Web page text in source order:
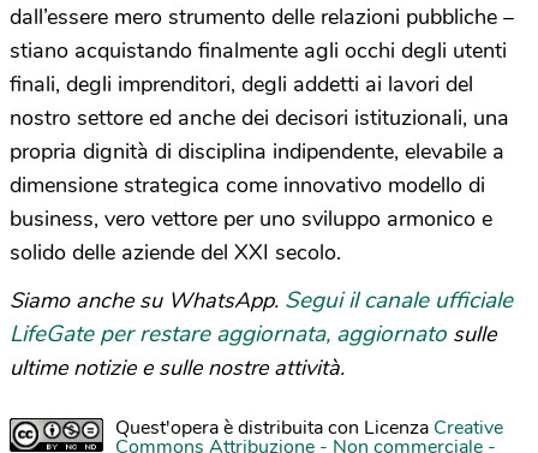
dall’essere mero strumento delle relazioni pubbliche –
stiano acquistando finalmente agli occhi degli utenti
finali, degli imprenditori, degli addetti ai lavori del
nostro settore ed anche dei decisori istituzionali, una
propria dignità di disciplina indipendente, elevabile a
dimensione strategica come innovativo modello di
business, vero vettore per uno sviluppo armonico e
solido delle aziende del XXI secolo.
Siamo anche su WhatsApp. Segui il canale ufficiale
LifeGate per restare aggiornata, aggiornato sulle
ultime notizie e sulle nostre attività.
Quest'opera è distribuita con Licenza Creative
Commons Attribuzione - Non commerciale -